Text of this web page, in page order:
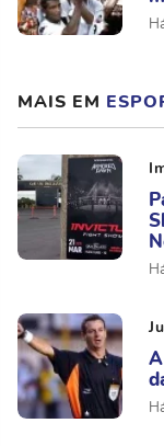
MAIS EM